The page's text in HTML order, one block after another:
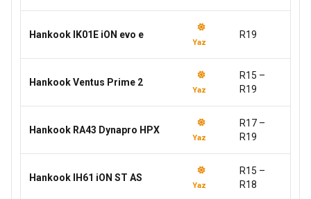
Hankook IK01E iON evo e
Yaz
R19
Hankook Ventus Prime 2
Yaz
R15 –
R19
Hankook RA43 Dynapro HPX
Yaz
R17 –
R19
Hankook IH61 iON ST AS
Yaz
R15 –
R18